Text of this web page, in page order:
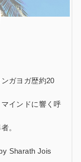
ガヨガ歴約20
インドに響く呼
。
Sharath Jois